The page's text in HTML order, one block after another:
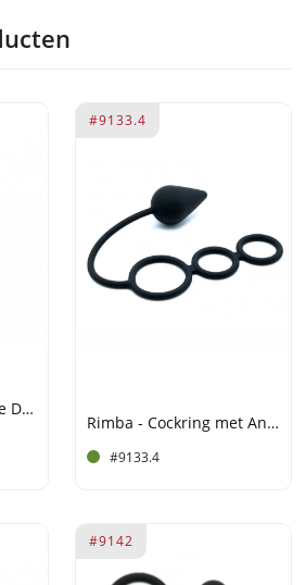
Rimba - Verwisselbare Dildo met zuignap
#9133.4
Rimba - Cockring met Anal Lock
#9133.4
#9142